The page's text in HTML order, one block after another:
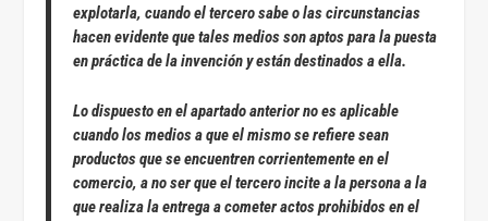
explotarla, cuando el tercero sabe o las circunstancias
hacen evidente que tales medios son aptos para la puesta
en práctica de la invención y están destinados a ella.
Lo dispuesto en el apartado anterior no es aplicable
cuando los medios a que el mismo se refiere sean
productos que se encuentren corrientemente en el
comercio, a no ser que el tercero incite a la persona a la
que realiza la entrega a cometer actos prohibidos en el